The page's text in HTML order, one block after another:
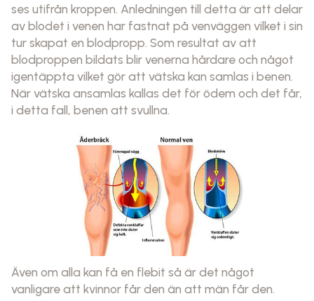
ses utifrån kroppen. Anledningen till detta är att delar
av blodet i venen har fastnat på venväggen vilket i sin
tur skapat en blodpropp. Som resultat av att
blodproppen bildats blir venerna hårdare och något
igentäppta vilket gör att vätska kan samlas i benen.
När vätska ansamlas kallas det för ödem och det får,
i detta fall, benen att svullna.
Även om alla kan få en flebit så är det något
vanligare att kvinnor får den än att män får den.